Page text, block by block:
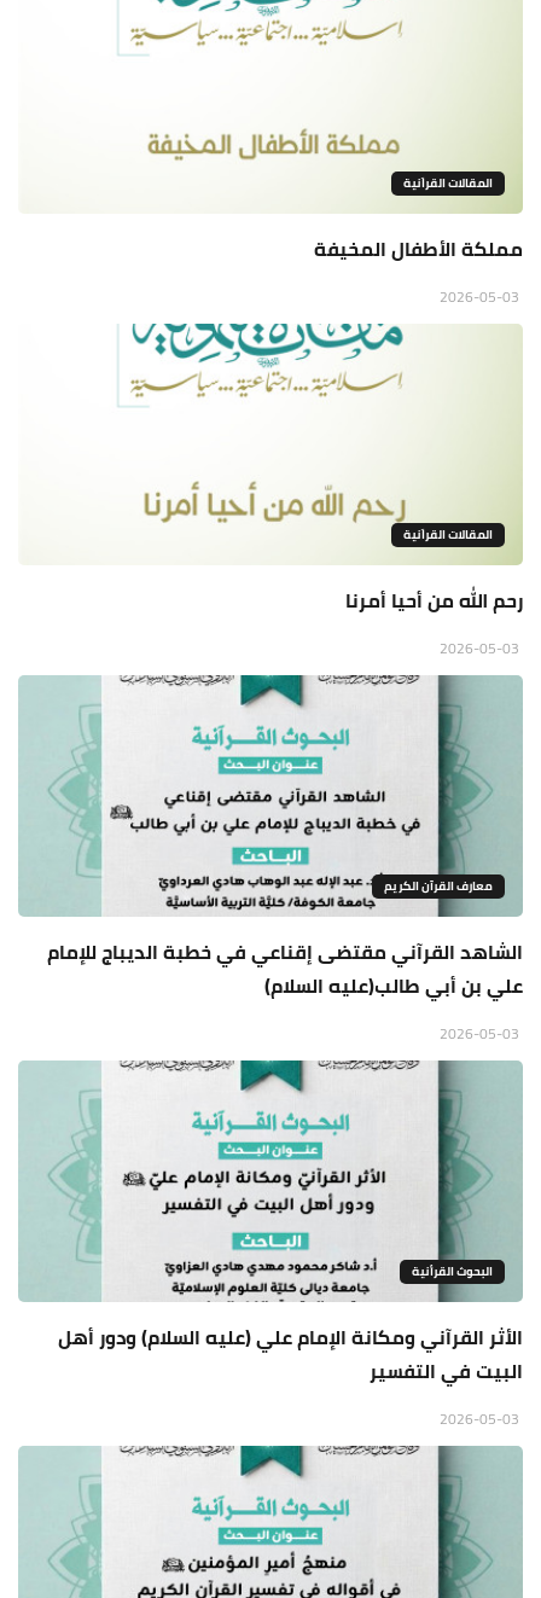
المقالات القراَنية
مملكة الأطفال المخيفة
المقالات القراَنية
رحم الله من أحيا أمرنا
معارف القرآن الكريم
الشاهد القرآني مقتضى إقناعي في خطبة الديباج للإمام
علي بن أبي طالب(عليه السلام)
البحوث القرأنية
الأثر القرآني ومكانة الإمام علي (عليه السلام) ودور أهل
البيت في التفسير